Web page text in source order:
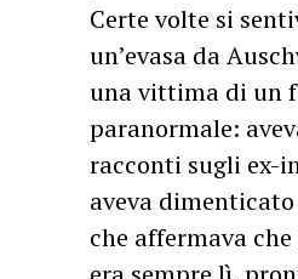
Certe volte si
un’evasa da
una vittima di un
paranormale:
racconti sugli ex-
aveva
che affermava